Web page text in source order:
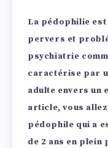
La pédophilie
pervers et
psychiatrie
caractérise par
adulte envers un
article, vous
pédophile qui a
de 2 ans en plein